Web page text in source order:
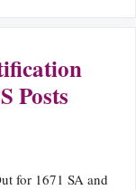
Posts
for 1671 SA and